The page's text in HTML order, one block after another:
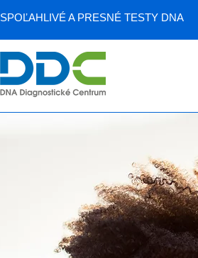
SPOĽAHLIVÉ A PRESNÉ TESTY DNA